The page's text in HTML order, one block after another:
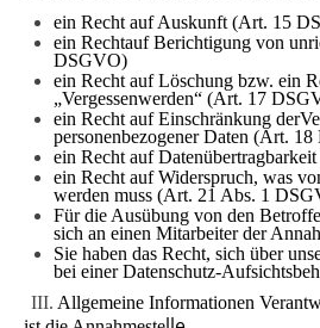
ein Recht auf Auskunft (Art. 15
ein Rechtauf Berichtigung von
DSGVO)
ein Recht auf Löschung bzw. ein
„Vergessenwerden“ (Art. 17
ein Recht auf Einschränkung
personenbezogener Daten (Art.
ein Recht auf
ein Recht auf Widerspruch, was
werden muss (Art. 21 Abs. 1
Für die Ausübung von den
sich an einen Mitarbeiter der
Sie haben das Recht, sich über
bei einer Datenschutz-
III. Allgemeine Informationen